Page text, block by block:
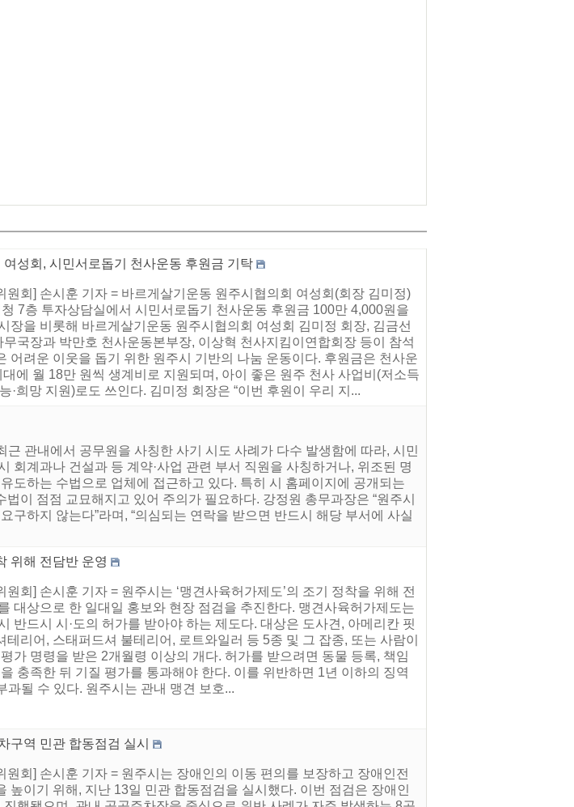
성회, 시민서로돕기 천사운동 후원금 기탁
원회] 손시훈 기자 = 바르게살기운동 원주시협의회 여성회(회장 김미정)
7층 투자상담실에서 시민서로돕기 천사운동 후원금 100만 4,000원을
장을 비롯해 바르게살기운동 원주시협의회 여성회 김미정 회장, 김금선
국장과 박만호 천사운동본부장, 이상혁 천사지킴이연합회장 등이 참석
어려운 이웃을 돕기 위한 원주시 기반의 나눔 운동이다. 후원금은 천사운
에 월 18만 원씩 생계비로 지원되며, 아이 좋은 원주 천사 사업비(저소득
·희망 지원)로도 쓰인다. 김미정 회장은 “이번 후원이 우리 지...
관내에서 공무원을 사칭한 사기 시도 사례가 다수 발생함에 따라, 시민
회계과나 건설과 등 계약·사업 관련 부서 직원을 사칭하거나, 위조된 명
도하는 수법으로 업체에 접근하고 있다. 특히 시 홈페이지에 공개되는
이 점점 교묘해지고 있어 주의가 필요하다. 강정원 총무과장은 “원주시
하지 않는다”라며, “의심되는 연락을 받으면 반드시 해당 부서에 사실
위해 전담반 운영
회] 손시훈 기자 = 원주시는 ‘맹견사육허가제도’의 조기 정착을 위해 전
대상으로 한 일대일 홍보와 현장 점검을 추진한다. 맹견사육허가제도는
반드시 시·도의 허가를 받아야 하는 제도다. 대상은 도사견, 아메리칸 핏
리어, 스태퍼드셔 불테리어, 로트와일러 등 5종 및 그 잡종, 또는 사람이
가 명령을 받은 2개월령 이상의 개다. 허가를 받으려면 동물 등록, 책임
충족한 뒤 기질 평가를 통과해야 한다. 이를 위반하면 1년 이하의 징역
과될 수 있다. 원주시는 관내 맹견 보호...
구역 민관 합동점검 실시
원회] 손시훈 기자 = 원주시는 장애인의 이동 편의를 보장하고 장애인전
높이기 위해, 지난 13일 민관 합동점검을 실시했다. 이번 점검은 장애인